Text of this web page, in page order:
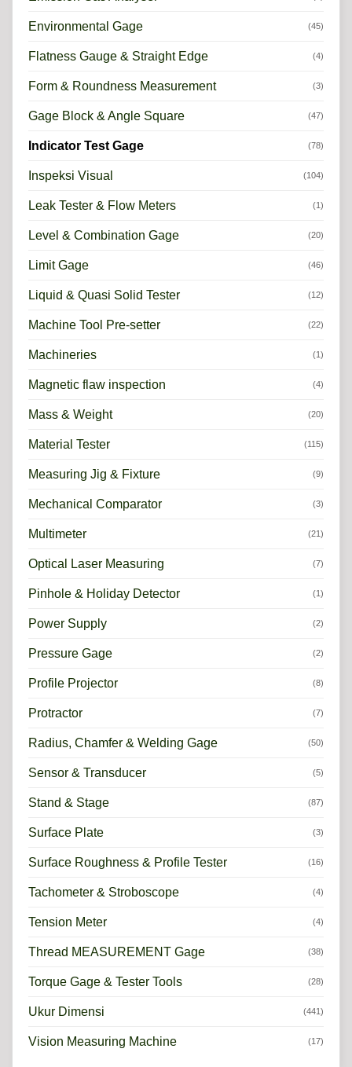
Environmental Gage (45)
Flatness Gauge & Straight Edge (4)
Form & Roundness Measurement (3)
Gage Block & Angle Square (47)
Indicator Test Gage (78)
Inspeksi Visual (104)
Leak Tester & Flow Meters (1)
Level & Combination Gage (20)
Limit Gage (46)
Liquid & Quasi Solid Tester (12)
Machine Tool Pre-setter (22)
Machineries (1)
Magnetic flaw inspection (4)
Mass & Weight (20)
Material Tester (115)
Measuring Jig & Fixture (9)
Mechanical Comparator (3)
Multimeter (21)
Optical Laser Measuring (7)
Pinhole & Holiday Detector (1)
Power Supply (2)
Pressure Gage (2)
Profile Projector (8)
Protractor (7)
Radius, Chamfer & Welding Gage (50)
Sensor & Transducer (5)
Stand & Stage (87)
Surface Plate (3)
Surface Roughness & Profile Tester (16)
Tachometer & Stroboscope (4)
Tension Meter (4)
Thread MEASUREMENT Gage (38)
Torque Gage & Tester Tools (28)
Ukur Dimensi (441)
Vision Measuring Machine (17)